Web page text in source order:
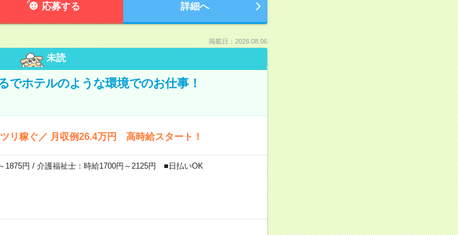
応募する 詳細へ
掲載日：2026.08.06
未読
でホテルのような環境でのお仕事！
リ稼ぐ／ 月収例26.4万円 高時給スタート！
1875円 / 介護福祉士：時給1700円～2125円 ■日払いOK